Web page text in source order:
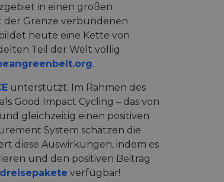
in einen großen
der Grenze verbundenen
heute eine Kette von
Teil der Welt völlig
.
unterstützt. Im Rahmen des
Good Impact Cycling – das von
gleichzeitig einen positiven
System schätzen die
diese Auswirkungen, indem es
und den positiven Beitrag
verfügbar!